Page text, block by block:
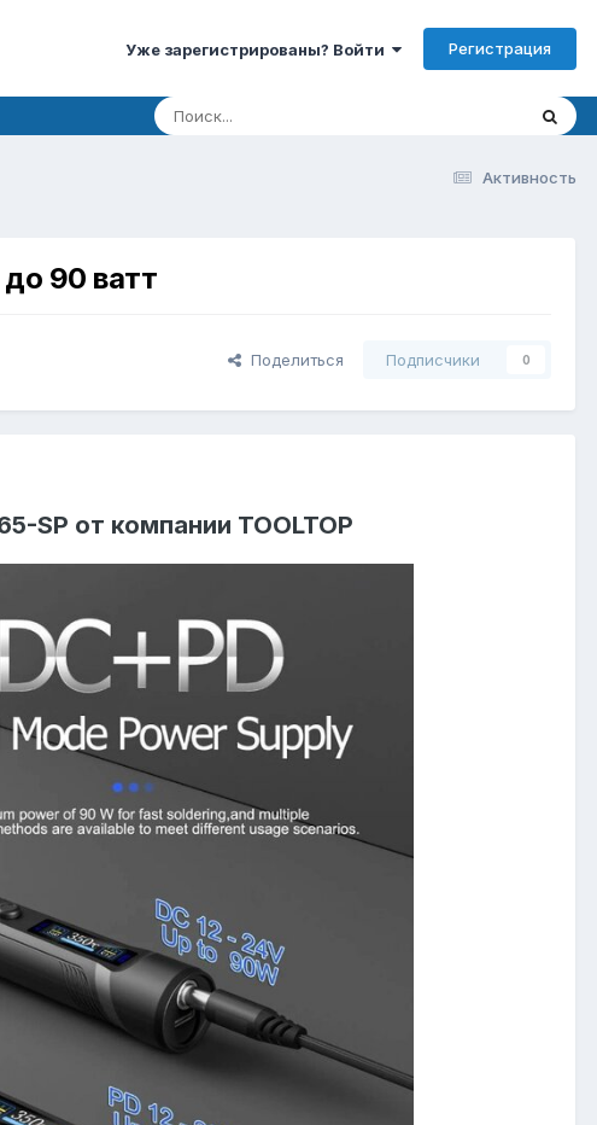
Уже зарегистрированы? Войти Регистрация
Активность
90 ватт
Поделиться Подписчики 0
SP от компании TOOLTOP